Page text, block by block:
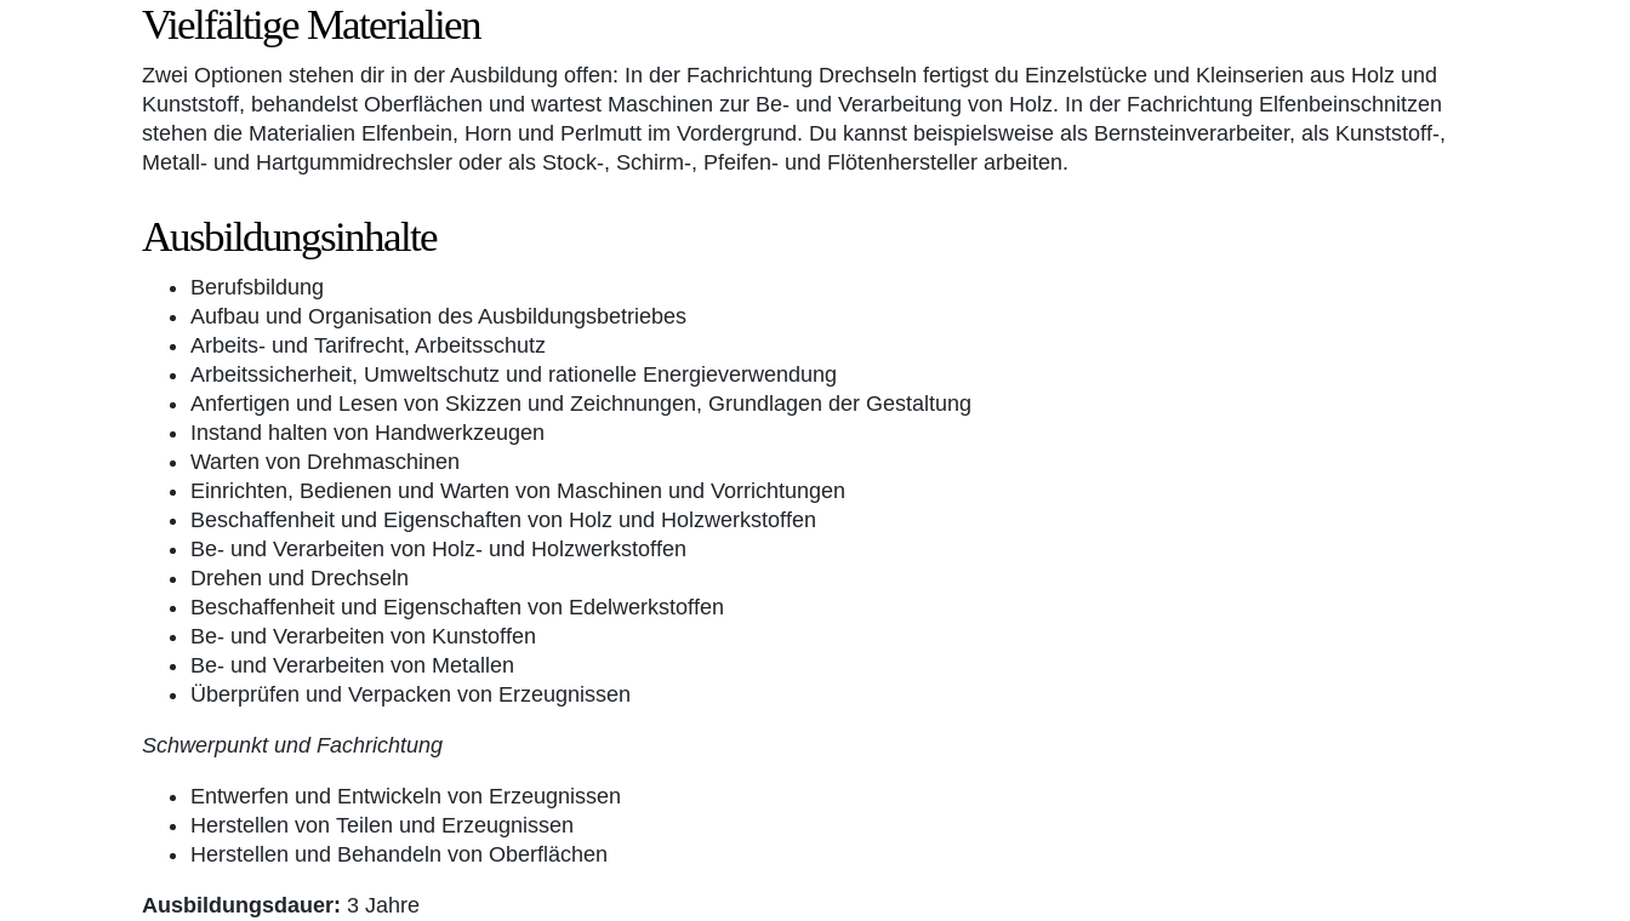
Vielfältige Materialien
Zwei Optionen stehen dir in der Ausbildung offen: In der Fachrichtung Drechseln fertigst du Einzelstücke und Kleinserien aus Holz und
Kunststoff, behandelst Oberflächen und wartest Maschinen zur Be- und Verarbeitung von Holz. In der Fachrichtung Elfenbeinschnitzen
stehen die Materialien Elfenbein, Horn und Perlmutt im Vordergrund. Du kannst beispielsweise als Bernsteinverarbeiter, als Kunststoff-,
Metall- und Hartgummidrechsler oder als Stock-, Schirm-, Pfeifen- und Flötenhersteller arbeiten.
Ausbildungsinhalte
Berufsbildung
Aufbau und Organisation des Ausbildungsbetriebes
Arbeits- und Tarifrecht, Arbeitsschutz
Arbeitssicherheit, Umweltschutz und rationelle Energieverwendung
Anfertigen und Lesen von Skizzen und Zeichnungen, Grundlagen der Gestaltung
Instand halten von Handwerkzeugen
Warten von Drehmaschinen
Einrichten, Bedienen und Warten von Maschinen und Vorrichtungen
Beschaffenheit und Eigenschaften von Holz und Holzwerkstoffen
Be- und Verarbeiten von Holz- und Holzwerkstoffen
Drehen und Drechseln
Beschaffenheit und Eigenschaften von Edelwerkstoffen
Be- und Verarbeiten von Kunstoffen
Be- und Verarbeiten von Metallen
Überprüfen und Verpacken von Erzeugnissen
Schwerpunkt und Fachrichtung
Entwerfen und Entwickeln von Erzeugnissen
Herstellen von Teilen und Erzeugnissen
Herstellen und Behandeln von Oberflächen
Ausbildungsdauer: 3 Jahre